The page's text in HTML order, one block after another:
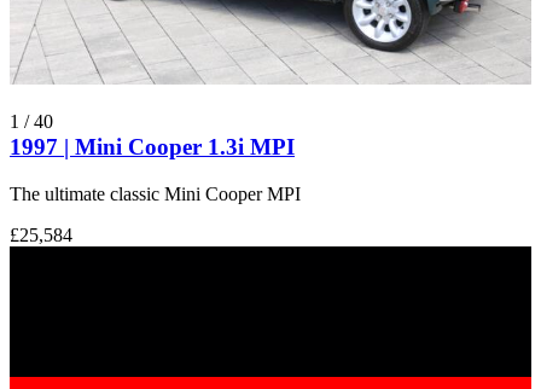
1 /40
1997 | Mini Cooper 1.3i MPI
The ultimate classic Mini Cooper MPI
£25,584